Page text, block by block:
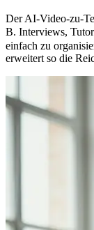
Der AI-Video-zu-
B. Interviews,
einfach zu
erweitert so die